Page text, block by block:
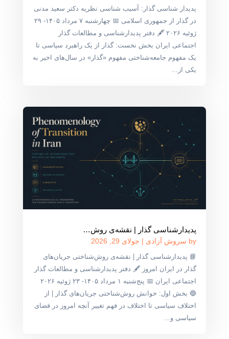
پدیدار شناسی گذار: آسیب شناسی نظریه دکتر سعید مدنی
در گذار از جمهوری اسلامی 📅 چهارشنبه ۷ مرداد ۱۴۰۵- ۲۹
ژوئیه ۲۰۲۶ 🖋 دفتر پدیدارشناسی و مطالعات گذار
اجتماعی ایران بخش نخست: گذار از یک راهبرد سیاسی تا
یک مفهوم جامعه‌شناختی مفهوم «گذار» در سال‌های اخیر به
یکی از...
پدیدارشناسی گذار | نقشه‌ی روش‌…
by سروش آزادی | جولای 29, 2026
📘 پدیدارشناسی گذار | نقشه‌ی روش‌شناختی جریان‌های
گذار در ایران امروز 🖋 دفتر پدیدارشناسی و مطالعات گذار
اجتماعی ایران 📅 پنج‌شنبه ۱ مرداد ۱۴۰۵- ۲۳ ژوئیه ۲۰۲۶
🔵 بخش اول: خوانش روش‌شناختی جریان‌های گذار | از
اختلاف سیاسی تا اختلاف در فهم تغییر آنچه امروز در فضای
سیاسی و...